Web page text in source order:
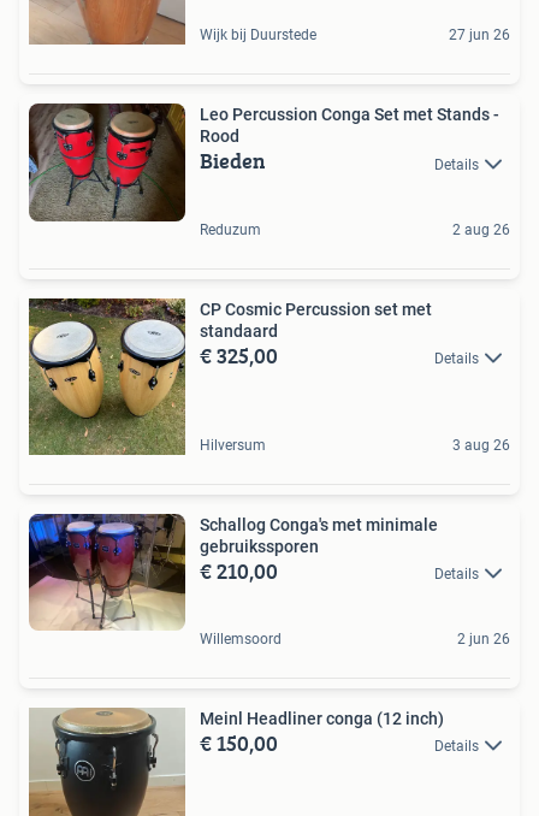
Wijk bij Duurstede 27 jun 26
Leo Percussion Conga Set met Stands -
Rood
Bieden Details
Reduzum 2 aug 26
CP Cosmic Percussion set met
standaard
€ 325,00 Details
Hilversum 3 aug 26
Schallog Conga's met minimale
gebruikssporen
€ 210,00 Details
Willemsoord 2 jun 26
Meinl Headliner conga (12 inch)
€ 150,00 Details